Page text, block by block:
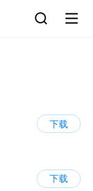
下载
下载